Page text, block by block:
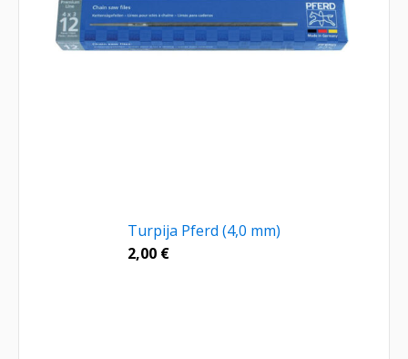
Turpija Pferd (4,0 mm)
2,00 €